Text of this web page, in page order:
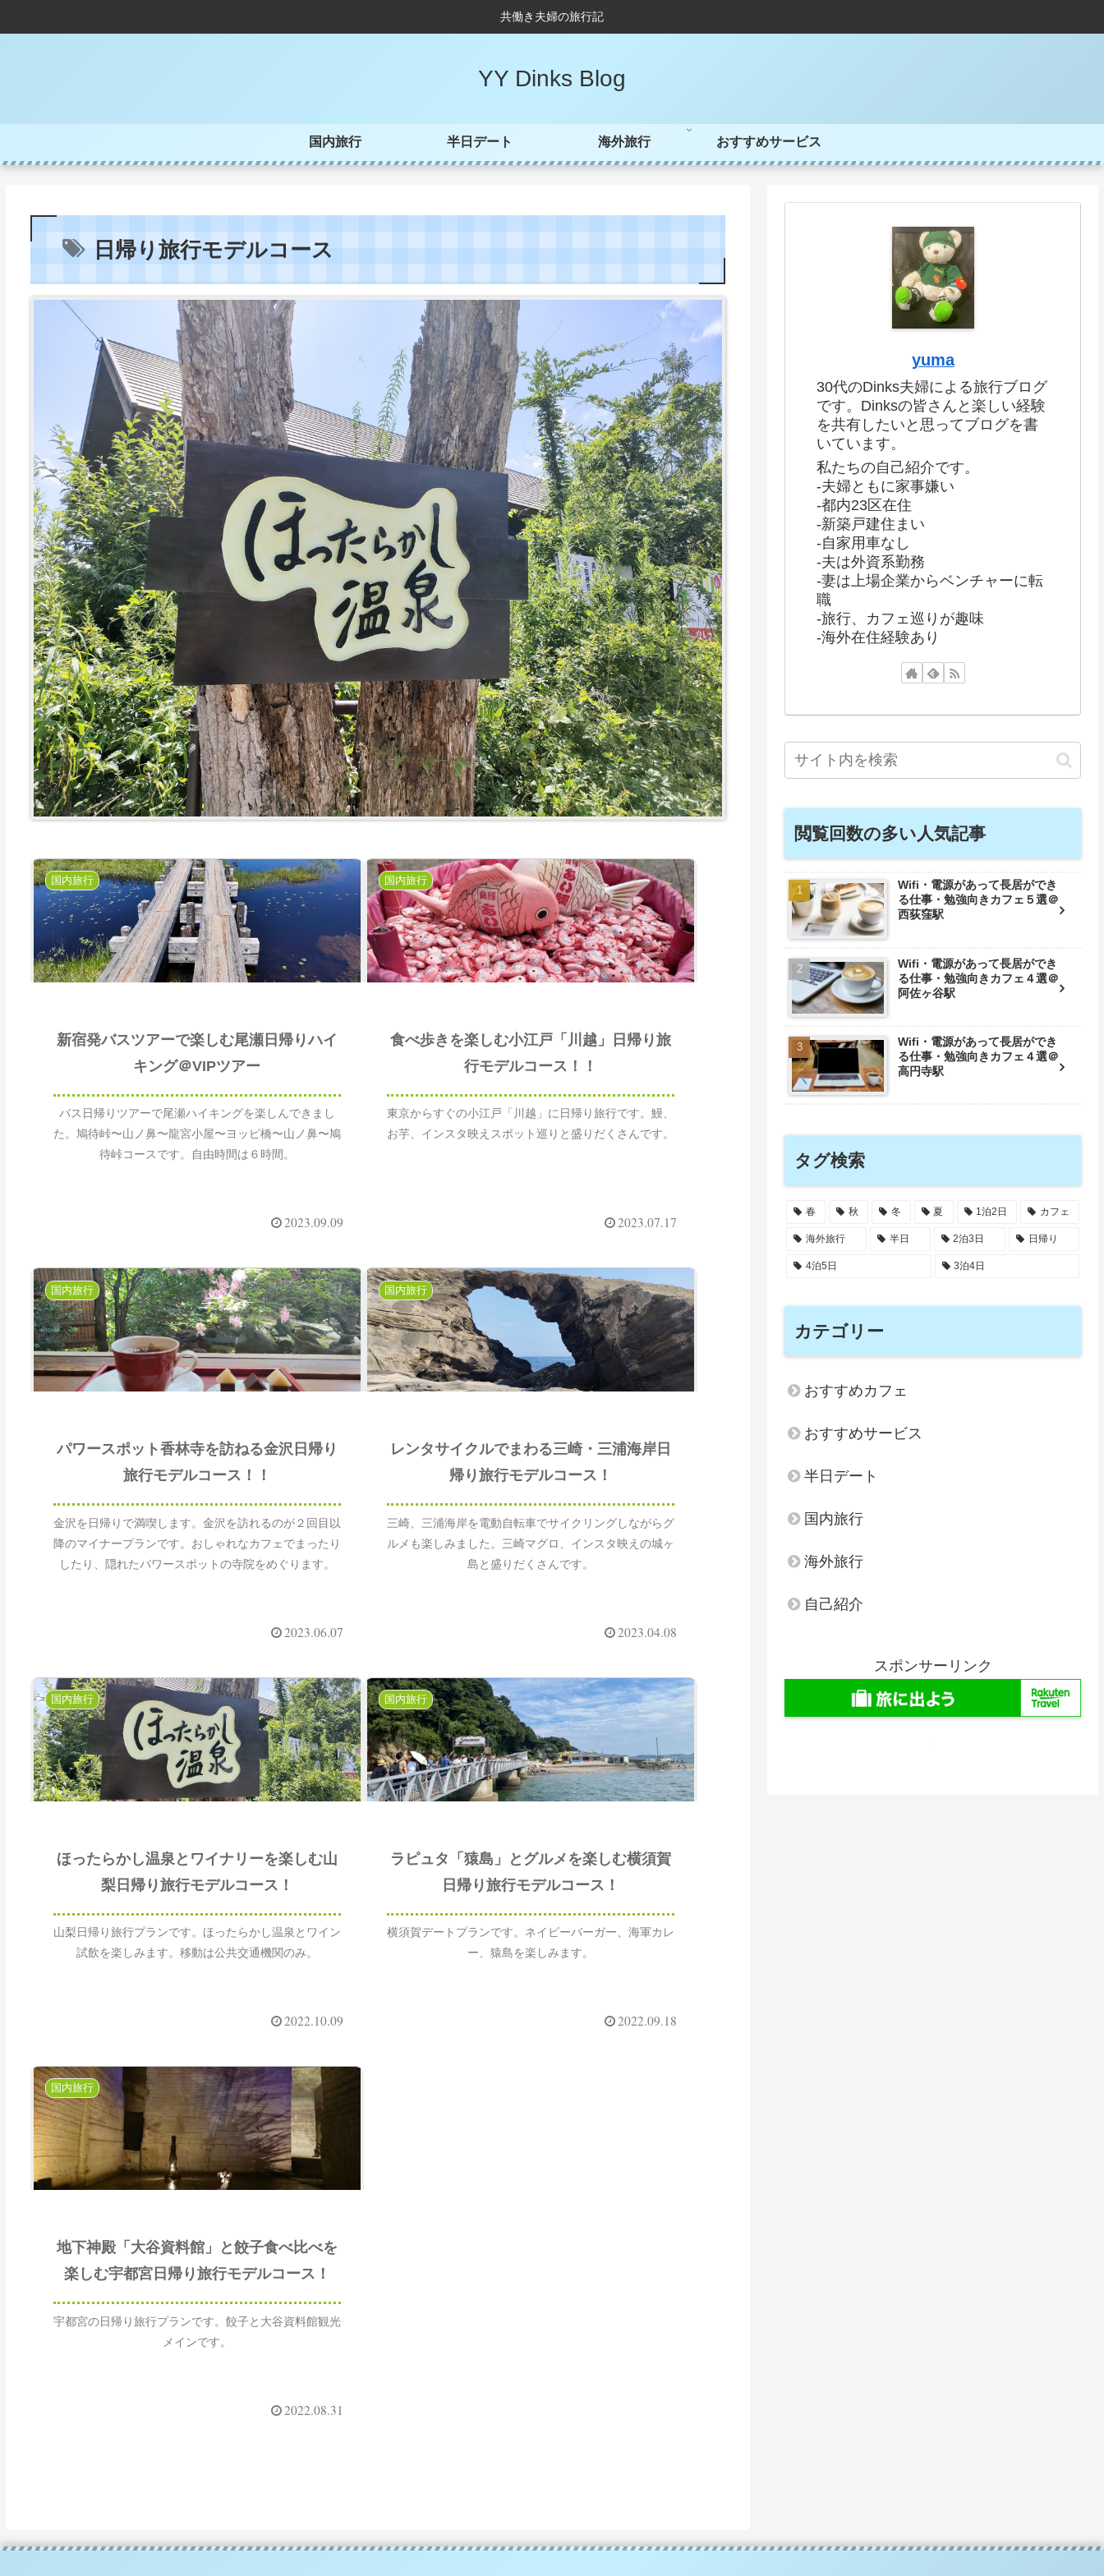
共働き夫婦の旅行記
YY Dinks Blog
国内旅行 半日デート 海外旅行 おすすめサービス
日帰り旅行モデルコース
国内旅行
新宿発バスツアーで楽しむ尾瀬日帰りハイ
キング＠VIPツアー
バス日帰りツアーで尾瀬ハイキングを楽しんできまし
た。鳩待峠〜山ノ鼻〜龍宮小屋〜ヨッピ橋〜山ノ鼻〜鳩
待峠コースです。自由時間は６時間。
2023.09.09
国内旅行
食べ歩きを楽しむ小江戸「川越」日帰り旅
行モデルコース！！
東京からすぐの小江戸「川越」に日帰り旅行です。鰻、
お芋、インスタ映えスポット巡りと盛りだくさんです。
2023.07.17
国内旅行
パワースポット香林寺を訪ねる金沢日帰り
旅行モデルコース！！
金沢を日帰りで満喫します。金沢を訪れるのが２回目以
降のマイナープランです。おしゃれなカフェでまったり
したり、隠れたパワースポットの寺院をめぐります。
2023.06.07
国内旅行
レンタサイクルでまわる三崎・三浦海岸日
帰り旅行モデルコース！
三崎、三浦海岸を電動自転車でサイクリングしながらグ
ルメも楽しみました。三崎マグロ、インスタ映えの城ヶ
島と盛りだくさんです。
2023.04.08
国内旅行
ほったらかし温泉とワイナリーを楽しむ山
梨日帰り旅行モデルコース！
山梨日帰り旅行プランです。ほったらかし温泉とワイン
試飲を楽しみます。移動は公共交通機関のみ。
2022.10.09
国内旅行
ラピュタ「猿島」とグルメを楽しむ横須賀
日帰り旅行モデルコース！
横須賀デートプランです。ネイビーバーガー、海軍カレ
ー、猿島を楽しみます。
2022.09.18
国内旅行
地下神殿「大谷資料館」と餃子食べ比べを
楽しむ宇都宮日帰り旅行モデルコース！
宇都宮の日帰り旅行プランです。餃子と大谷資料館観光
メインです。
2022.08.31
yuma
30代のDinks夫婦による旅行ブログ
です。Dinksの皆さんと楽しい経験
を共有したいと思ってブログを書
いています。
私たちの自己紹介です。
-夫婦ともに家事嫌い
-都内23区在住
-新築戸建住まい
-自家用車なし
-夫は外資系勤務
-妻は上場企業からベンチャーに転
職
-旅行、カフェ巡りが趣味
-海外在住経験あり
閲覧回数の多い人気記事
Wifi・電源があって長居ができ
る仕事・勉強向きカフェ５選＠
西荻窪駅
Wifi・電源があって長居ができ
る仕事・勉強向きカフェ４選＠
阿佐ヶ谷駅
Wifi・電源があって長居ができ
る仕事・勉強向きカフェ４選＠
高円寺駅
タグ検索
春 秋 冬 夏 1泊2日 カフェ
海外旅行 半日 2泊3日 日帰り
4泊5日 3泊4日
カテゴリー
おすすめカフェ
おすすめサービス
半日デート
国内旅行
海外旅行
自己紹介
スポンサーリンク